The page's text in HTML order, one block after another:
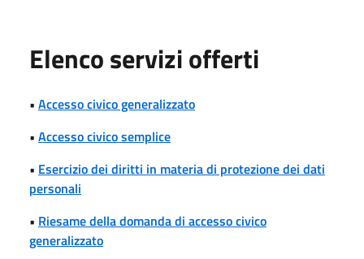
Elenco servizi offerti
• Accesso civico generalizzato
• Accesso civico semplice
• Esercizio dei diritti in materia di protezione dei dati
personali
• Riesame della domanda di accesso civico
generalizzato